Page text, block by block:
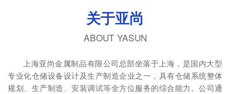
关于亚尚
ABOUT YASUN
上海亚尚金属制品有限公司总部坐落于上海，是国内大型
专业化仓储设备设计及生产制造企业之一，具有仓储系统整体
规划、生产制造、安装调试等全方位服务的综合能力。公司通